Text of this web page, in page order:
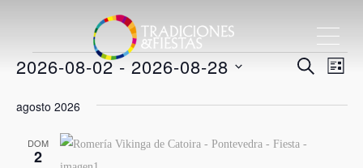
Eventos
de
BUSCAR
2026-08-02 - 2026-08-28
la
agosto 2026
DOM
2